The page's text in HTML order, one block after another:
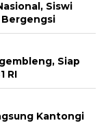
Siswi
Bergengsi
Siap
RI
Kantongi